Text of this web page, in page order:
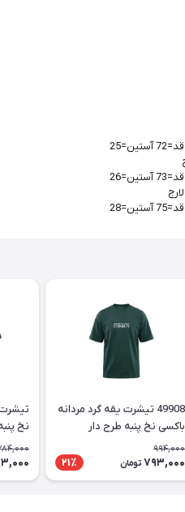
49908 تیشرت یقه گرد مردانه
باکسی نخ پنبه طرح دار
994,000
793,000 تومان 21٪
نخ